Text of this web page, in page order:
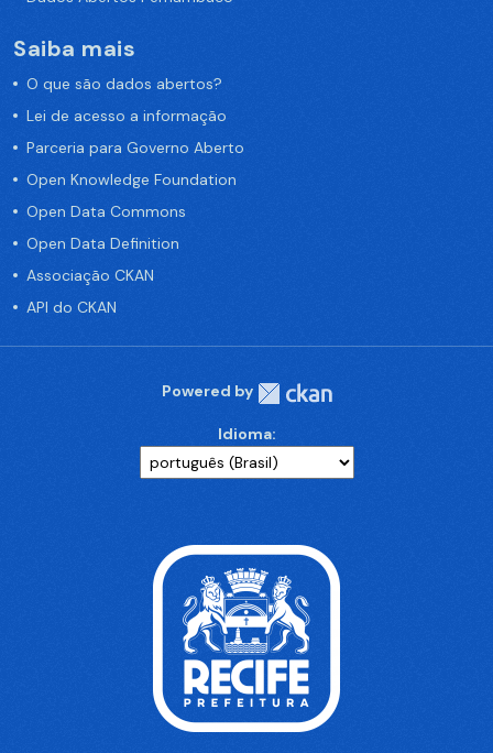
Saiba mais
O que são dados abertos?
Lei de acesso a informação
Parceria para Governo Aberto
Open Knowledge Foundation
Open Data Commons
Open Data Definition
Associação CKAN
API do CKAN
Powered by
Idioma